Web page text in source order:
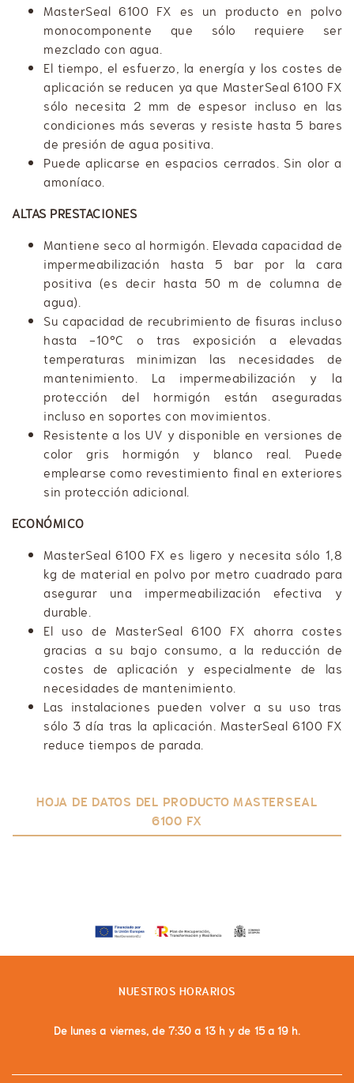
MasterSeal 6100 FX es un producto en polvo
monocomponente que sólo requiere ser
mezclado con agua.
​​El tiempo, el esfuerzo, la energía y los costes de
aplicación se reducen ya que MasterSeal 6100 FX
sólo necesita 2 mm de espesor incluso en las
condiciones más severas y resiste hasta 5 bares
de presión de agua positiva.
​Puede aplicarse en espacios cerrados. Sin olor a
amoníaco.
ALTAS PRESTACIONES
Mantiene seco al hormigón. Elevada capacidad de
impermeabilización hasta 5 bar por la cara
positiva (es decir hasta 50 m de columna de
agua).
​Su capacidad de recubrimiento de fisuras incluso
hasta -10ºC o tras exposición a elevadas
temperaturas minimizan las necesidades de
mantenimiento. La impermeabilización y la
protección del hormigón están aseguradas
incluso en soportes con movimientos.
​Resistente a los UV y disponible en versiones de
color gris hormigón y blanco real. Puede
emplearse como revestimiento final en exteriores
sin protección adicional.
ECONÓMICO
MasterSeal 6100 FX es ligero y necesita sólo 1,8
kg de material en polvo por metro cuadrado para
asegurar una impermeabilización efectiva y
durable.
​El uso de MasterSeal 6100 FX ahorra costes
gracias a su bajo consumo, a la reducción de
costes de aplicación y especialmente de las
necesidades de mantenimiento.
​Las instalaciones pueden volver a su uso tras
sólo 3 día tras la aplicación. MasterSeal 6100 FX
reduce tiempos de parada.
HOJA DE DATOS DEL PRODUCTO MASTERSEAL
6100 FX
NUESTROS HORARIOS
De lunes a viernes, de 7:30 a 13 h y de 15 a 19 h.